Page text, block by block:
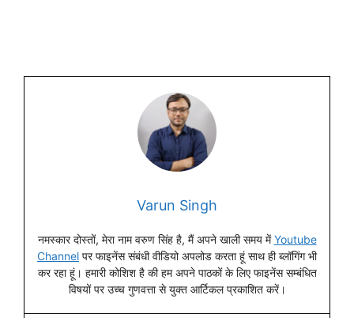
Varun Singh
नमस्कार दोस्तों, मेरा नाम वरुण सिंह है, मैं अपने खाली समय मेंYoutube
Channel पर फाइनेंस संबंधी वीडियो अपलोड करता हूं साथ ही ब्लॉगिंग भी
कर रहा हूं। हमारी कोशिश है की हम अपने पाठकों के लिए फाइनेंस सम्बंधित
विषयों पर उच्च गुणवत्ता से युक्त आर्टिकल प्रकाशित करें।